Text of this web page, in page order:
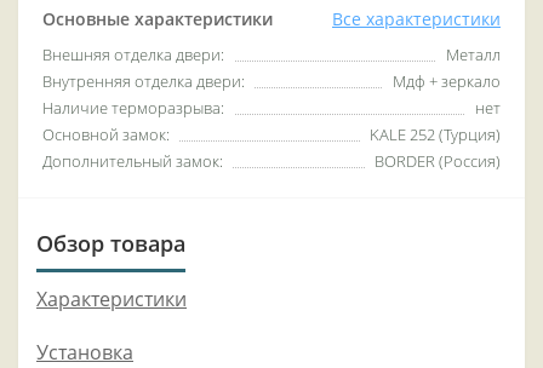
Основные характеристики Все характеристики
Внешняя отделка двери:
Металл
Внутренняя отделка двери:
Мдф + зеркало
Наличие терморазрыва:
нет
Основной замок:
KALE 252 (Турция)
Дополнительный замок:
BORDER (Россия)
Обзор товара
Характеристики
Установка